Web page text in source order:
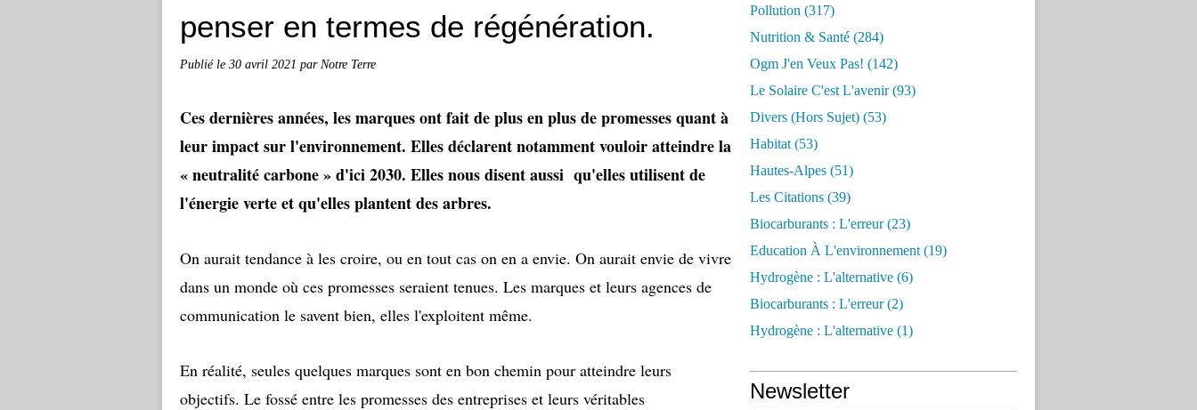
penser en termes de régénération.
Publié le 30 avril 2021 par Notre Terre
Ces dernières années, les marques ont fait de plus en plus de promesses quant à
leur impact sur l'environnement. Elles déclarent notamment vouloir atteindre la
« neutralité carbone » d'ici 2030. Elles nous disent aussi qu'elles utilisent de
l'énergie verte et qu'elles plantent des arbres.
On aurait tendance à les croire, ou en tout cas on en a envie. On aurait envie de vivre
dans un monde où ces promesses seraient tenues. Les marques et leurs agences de
communication le savent bien, elles l'exploitent même.
En réalité, seules quelques marques sont en bon chemin pour atteindre leurs
objectifs. Le fossé entre les promesses des entreprises et leurs véritables
Pollution (317)
Nutrition & Santé (284)
Ogm J'en Veux Pas! (142)
Le Solaire C'est L'avenir(93)
Divers (hors Sujet) (53)
Habitat (53)
Hautes-Alpes (51)
Les Citations (39)
Biocarburants : L'erreur(23)
Education À L'environnement (19)
Hydrogène : L'alternative (6)
Biocarburants : L'erreur(2)
Hydrogène : L'alternative (1)
Newsletter